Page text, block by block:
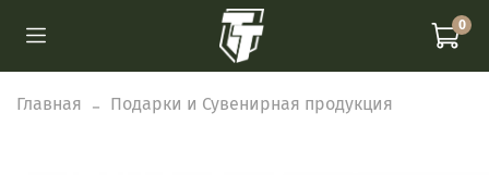
0
Главная Подарки и Сувенирная продукция